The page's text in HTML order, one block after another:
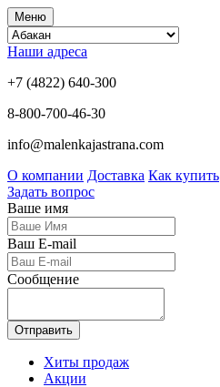
Меню
Наши адреса
+7 (4822) 640-300
8-800-700-46-30
info@malenkajastrana.com
О компании Доставка Как купить
Задать вопрос
Ваше имя
Ваш E-mail
Сообщение
Отправить
Хиты продаж
Акции